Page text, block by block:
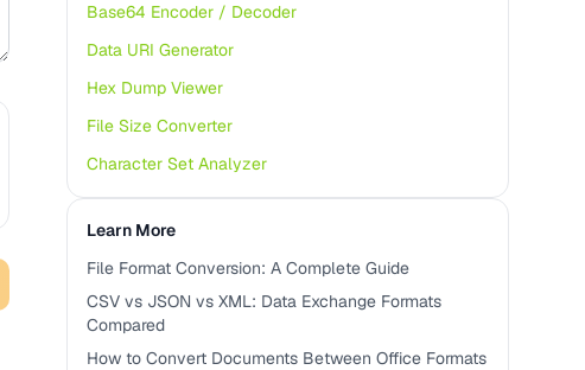
Base64 Encoder / Decoder
Data URI Generator
Hex Dump Viewer
File Size Converter
Character Set Analyzer
Learn More
File Format Conversion: A Complete Guide
CSV vs JSON vs XML: Data Exchange Formats
Compared
How to Convert Documents Between Office Formats